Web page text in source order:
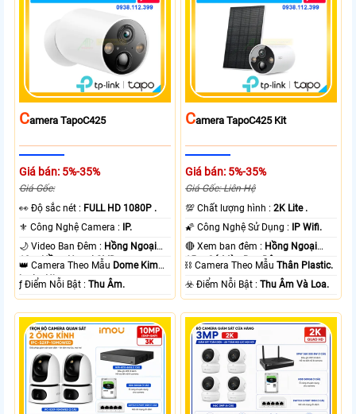
CAmera TapoC425
Giá bán: 5%-35%
Giá Gốc:
️👀 Độ sắc nét : FULL HD 1080P .
⚜️ Công Nghệ Camera :
IP.
🌙 Video Ban Đêm : Hồng Ngoại
10m Hồng Ngoại SMD.
👑 Camera Theo Mẫu Dome Kim
loại + Nhựa.
️ƒ Điểm Nỗi Bật :Thu Âm.
CAmera TapoC425 Kit
Giá bán: 5%-35%
Giá Gốc: Liên Hệ
💯 Chất lượng hình :2K Lite .
🌠 Công Nghệ Sử Dụng :
IP Wifi.
🔴 Xem ban đêm : Hồng Ngoại
15m Có Màu Ban Ðêm.
⛓ Camera Theo MẫuThân Plastic.
️☣️ Điểm Nỗi Bật :Thu Âm Và Loa.